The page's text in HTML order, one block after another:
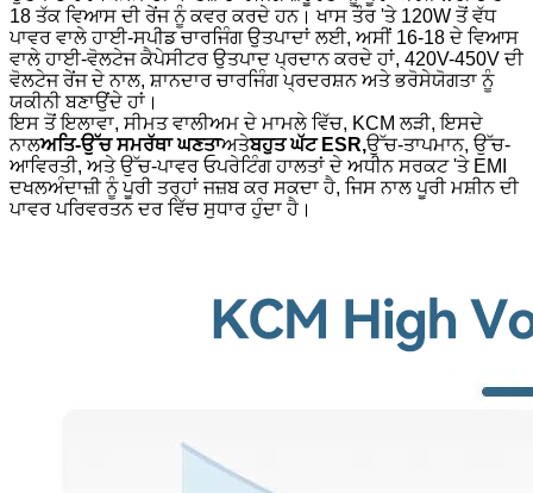
18 ਤੱਕ ਵਿਆਸ ਦੀ ਰੇਂਜ ਨੂੰ ਕਵਰ ਕਰਦੇ ਹਨ। ਖਾਸ ਤੌਰ 'ਤੇ 120W ਤੋਂ ਵੱਧ
ਪਾਵਰ ਵਾਲੇ ਹਾਈ-ਸਪੀਡ ਚਾਰਜਿੰਗ ਉਤਪਾਦਾਂ ਲਈ, ਅਸੀਂ 16-18 ਦੇ ਵਿਆਸ
ਵਾਲੇ ਹਾਈ-ਵੋਲਟੇਜ ਕੈਪੇਸੀਟਰ ਉਤਪਾਦ ਪ੍ਰਦਾਨ ਕਰਦੇ ਹਾਂ, 420V-450V ਦੀ
ਵੋਲਟੇਜ ਰੇਂਜ ਦੇ ਨਾਲ, ਸ਼ਾਨਦਾਰ ਚਾਰਜਿੰਗ ਪ੍ਰਦਰਸ਼ਨ ਅਤੇ ਭਰੋਸੇਯੋਗਤਾ ਨੂੰ
ਯਕੀਨੀ ਬਣਾਉਂਦੇ ਹਾਂ।
ਇਸ ਤੋਂ ਇਲਾਵਾ, ਸੀਮਤ ਵਾਲੀਅਮ ਦੇ ਮਾਮਲੇ ਵਿੱਚ, KCM ਲੜੀ, ਇਸਦੇ
ਨਾਲਅਤਿ-ਉੱਚ ਸਮਰੱਥਾ ਘਣਤਾਅਤੇਬਹੁਤ ਘੱਟ ESR,ਉੱਚ-ਤਾਪਮਾਨ, ਉੱਚ-
ਆਵਿਰਤੀ, ਅਤੇ ਉੱਚ-ਪਾਵਰ ਓਪਰੇਟਿੰਗ ਹਾਲਤਾਂ ਦੇ ਅਧੀਨ ਸਰਕਟ 'ਤੇ EMI
ਦਖਲਅੰਦਾਜ਼ੀ ਨੂੰ ਪੂਰੀ ਤਰ੍ਹਾਂ ਜਜ਼ਬ ਕਰ ਸਕਦਾ ਹੈ, ਜਿਸ ਨਾਲ ਪੂਰੀ ਮਸ਼ੀਨ ਦੀ
ਪਾਵਰ ਪਰਿਵਰਤਨ ਦਰ ਵਿੱਚ ਸੁਧਾਰ ਹੁੰਦਾ ਹੈ।